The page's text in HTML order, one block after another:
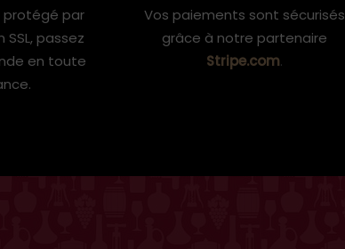
protégé par
SSL, passez
en toute
Vos paiements sont sécurisés
grâce à notre partenaire
Stripe.com.